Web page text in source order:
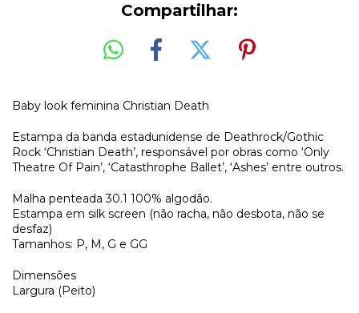
Compartilhar:
Baby look feminina Christian Death
Estampa da banda estadunidense de Deathrock/Gothic
Rock ‘Christian Death’, responsável por obras como ‘Only
Theatre Of Pain’, ‘Catasthrophe Ballet’, ‘Ashes’ entre outros.
Malha penteada 30.1 100% algodão.
Estampa em silk screen (não racha, não desbota, não se
desfaz)
Tamanhos: P, M, G e GG
Dimensões
Largura (Peito)